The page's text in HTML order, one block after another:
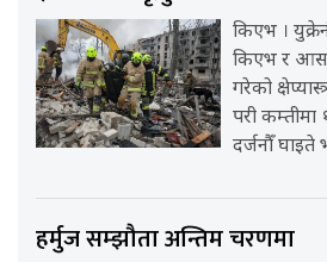
किएभ ।
किएभ र
गरेको
परी
दर्जनौँ घाइते
हर्मुज सम्झौता अन्तिम चरणमा